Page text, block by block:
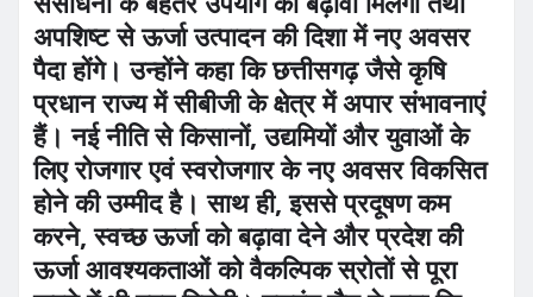
अपशिष्ट से ऊर्जा उत्पादन की दिशा में नए अवसर
पैदा होंगे। उन्होंने कहा कि छत्तीसगढ़ जैसे कृषि
प्रधान राज्य में सीबीजी के क्षेत्र में अपार संभावनाएं
हैं। नई नीति से किसानों, उद्यमियों और युवाओं के
लिए रोजगार एवं स्वरोजगार के नए अवसर विकसित
होने की उम्मीद है। साथ ही, इससे प्रदूषण कम
करने, स्वच्छ ऊर्जा को बढ़ावा देने और प्रदेश की
ऊर्जा आवश्यकताओं को वैकल्पिक स्रोतों से पूरा